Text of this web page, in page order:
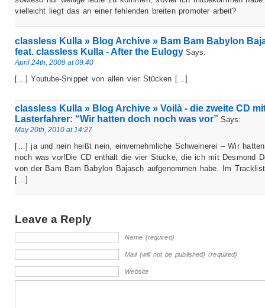
vielleicht liegt das an einer fehlenden breiten promoter arbeit?
classless Kulla » Blog Archive » Bam Bam Babylon
feat. classless Kulla - After the Eulogy Says:
April 24th, 2009 at 09:40
[…] Youtube-Snippet von allen vier Stücken […]
classless Kulla » Blog Archive » Voilà - die zweite CD
Lasterfahrer: “Wir hatten doch noch was vor” Says:
May 20th, 2010 at 14:27
[…] ja und nein heißt nein, einvernehmliche Schweinerei – Wir
noch was vor!Die CD enthält die vier Stücke, die ich mit Desmond
von der Bam Bam Babylon Bajasch aufgenommen habe. Im
[…]
Leave a Reply
Name (required)
Mail (will not be published) (required)
Website